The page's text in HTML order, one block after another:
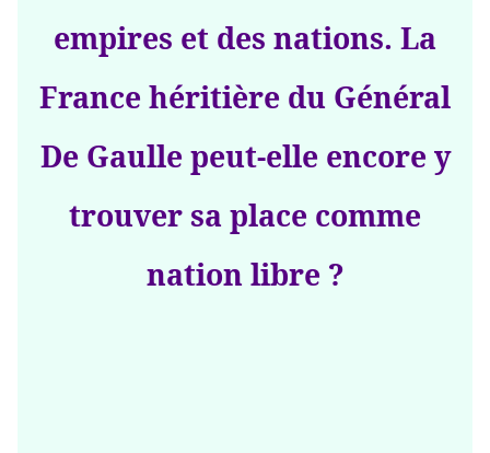
empires et des nations. La
France héritière du Général
De Gaulle peut-elle encore y
trouver sa place comme
nation libre ?